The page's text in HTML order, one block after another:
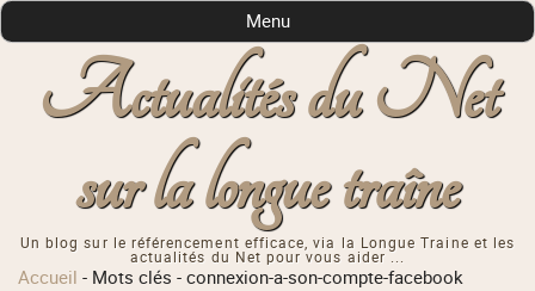
Actualités du Net
sur la longue traîne
Un blog sur le référencement efficace, via la Longue Traine et les
actualités du Net pour vous aider ...
Menu
Accueil - Mots clés -connexion-a-son-compte-facebook